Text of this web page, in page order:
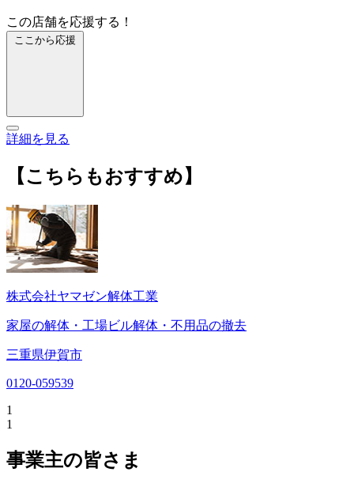
この店舗を応援する！
ここから応援
詳細を見る
【こちらもおすすめ】
株式会社ヤマゼン解体工業
家屋の解体・工場ビル解体・不用品の撤去
三重県伊賀市
0120-059539
1
1
事業主の皆さま